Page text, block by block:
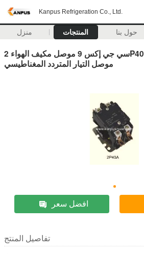
Kanpus Refrigeration Co., Ltd.
منزل المنتجات حول بنا
سي جي إكس 9 موصل مكيف الهواء 2P40A، موصل التيار المتردد،
موصل التيار المتردد المغناطيسي
افضل سعر
تفاصيل المنتج